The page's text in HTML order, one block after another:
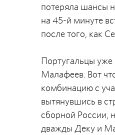
потеряла шансы
на 45-й минуте
после того, как
Португальцы уже
Малафеев. Вот
комбинацию с
вытянувшись в
сборной России,
дважды Деку и